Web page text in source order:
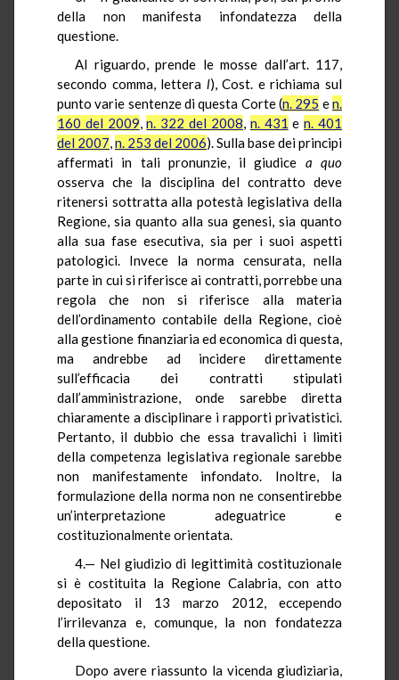
della non manifesta infondatezza della
questione.
Al riguardo, prende le mosse dall’art. 117,
secondo comma, lettera l), Cost. e richiama sul
punto varie sentenze di questa Corte (n. 295 en.
160 del 2009,n. 322 del 2008, n. 431 en. 401
del 2007,n. 253 del 2006). Sulla base dei principi
affermati in tali pronunzie, il giudice a quo
osserva che la disciplina del contratto deve
ritenersi sottratta alla potestà legislativa della
Regione, sia quanto alla sua genesi, sia quanto
alla sua fase esecutiva, sia per i suoi aspetti
patologici. Invece la norma censurata, nella
parte in cui si riferisce ai contratti, porrebbe una
regola che non si riferisce alla materia
dell’ordinamento contabile della Regione, cioè
alla gestione finanziaria ed economica di questa,
ma andrebbe ad incidere direttamente
sull’efficacia dei contratti stipulati
dall’amministrazione, onde sarebbe diretta
chiaramente a disciplinare i rapporti privatistici.
Pertanto, il dubbio che essa travalichi i limiti
della competenza legislativa regionale sarebbe
non manifestamente infondato. Inoltre, la
formulazione della norma non ne consentirebbe
un’interpretazione adeguatrice e
costituzionalmente orientata.
4.— Nel giudizio di legittimità costituzionale
si è costituita la Regione Calabria, con atto
depositato il 13 marzo 2012, eccependo
l’irrilevanza e, comunque, la non fondatezza
della questione.
Dopo avere riassunto la vicenda giudiziaria,